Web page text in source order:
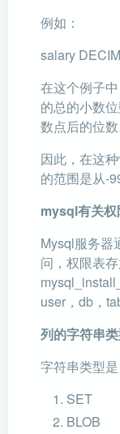
例如：
salary
在这个例子
的总的小数
数点后的位数
因此，在这
的范围是从-
mysql有关权
Mysql服务器
问，权限表
user，db，
列的字符串
字符串类型是
SET
BLOB